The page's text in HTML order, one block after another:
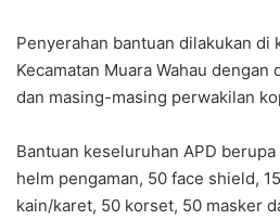
Penyerahan bantuan dilakukan di
Kecamatan Muara Wahau
dan masing-masing perwakilan
Bantuan keseluruhan APD
helm pengaman, 50 face shield,
kain/karet, 50 korset, 50 masker